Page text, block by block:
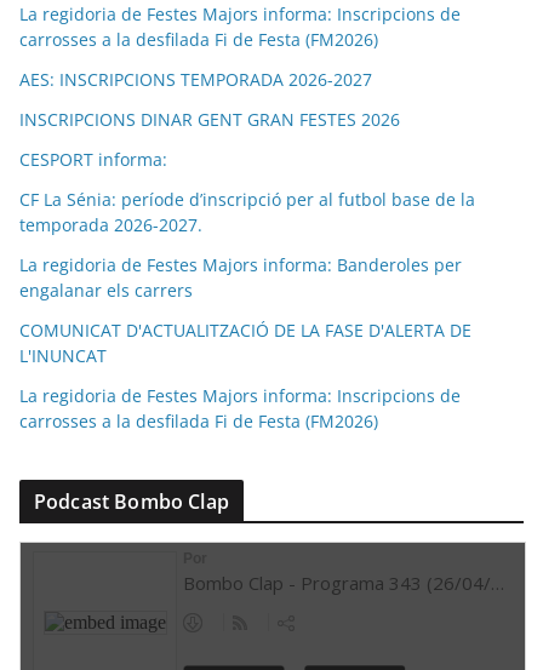
La regidoria de Festes Majors informa: Inscripcions de
carrosses a la desfilada Fi de Festa (FM2026)
AES: INSCRIPCIONS TEMPORADA 2026-2027
INSCRIPCIONS DINAR GENT GRAN FESTES 2026
CESPORT informa:
CF La Sénia: període d’inscripció per al futbol base de la
temporada 2026-2027.
La regidoria de Festes Majors informa: Banderoles per
engalanar els carrers
COMUNICAT D'ACTUALITZACIÓ DE LA FASE D'ALERTA DE
L'INUNCAT
La regidoria de Festes Majors informa: Inscripcions de
carrosses a la desfilada Fi de Festa (FM2026)
Podcast Bombo Clap